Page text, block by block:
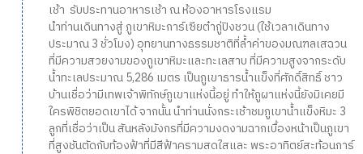
เช้า รับประทานอาหารเช้า ณ ห้องอาหารโรงแรม
นำท่านเดินทางสู่ ภูเขาหิมะการ์เซียต๋ากู่ปิงชวน (ใช้เวลาเดินทาง
ประมาณ 3 ชั่วโมง) อุทยานทางธรรมชาติที่ล้ำค่าของมณฑลเสฉวน
ที่มีความสวยงามของภูเขาหิมะและทะเลสาบ ที่มีความสูงจากระดับ
น้ำทะเลประมาณ 5,286 เมตร เป็นภูเขาธารน้ำแข็งที่ศักดิ์สิทธิ์ ชาว
บ้านเชื่อว่ามีเทพเจ้าพิทักษ์ภูเขาแห่งนี้อยู่ ทำให้ภูผาแห่งนี้ยังมิเคยมี
ใครพิชิตยอดเขาได้ จากนั้น นำท่านนั่งกระเช้าชมภูเขาน้ำแข็งหิมะ 3
ลูกที่เชื่อว่าเป็น สันหลังมังกรที่มีความงดงามฉากเบื้องหน้าเป็นภูเขา
ที่สูงชันตัดกับท้องฟ้าที่มีสีฟ้าครามสดใสและ พระอาทิตย์สะท้อนการ์